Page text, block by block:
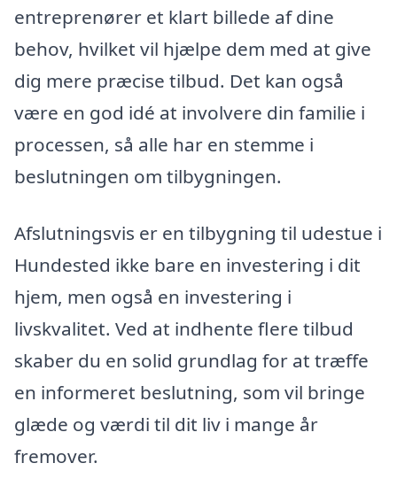
entreprenører et klart billede af dine
behov, hvilket vil hjælpe dem med at give
dig mere præcise tilbud. Det kan også
være en god idé at involvere din familie i
processen, så alle har en stemme i
beslutningen om tilbygningen.
Afslutningsvis er en tilbygning til udestue i
Hundested ikke bare en investering i dit
hjem, men også en investering i
livskvalitet. Ved at indhente flere tilbud
skaber du en solid grundlag for at træffe
en informeret beslutning, som vil bringe
glæde og værdi til dit liv i mange år
fremover.